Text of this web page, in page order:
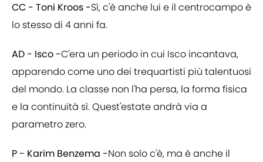
CC - Toni Kroos -Sì, c'è anche lui e il centrocampo è
lo stesso di 4 anni fa.
AD - Isco -C'era un periodo in cui Isco incantava,
apparendo come uno dei trequartisti più talentuosi
del mondo. La classe non l'ha persa, la forma fisica
e la continuità sì. Quest'estate andrà via a
parametro zero.
P - Karim Benzema -Non solo c'è, ma è anche il